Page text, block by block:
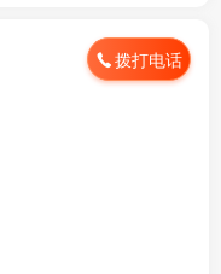
拨打电话